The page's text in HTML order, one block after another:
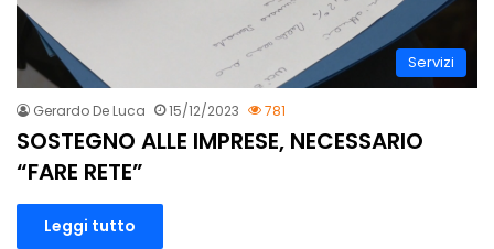
Servizi
Gerardo De Luca 15/12/2023 781
SOSTEGNO ALLE IMPRESE, NECESSARIO
“FARE RETE”
Leggi tutto